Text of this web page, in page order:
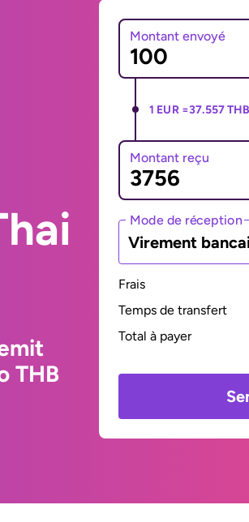
THB
Montant envoyé
1 EUR =37.557 THB
Montant reçu
Mode de réception
Virement
Frais
Temps de transfert
Total à payer